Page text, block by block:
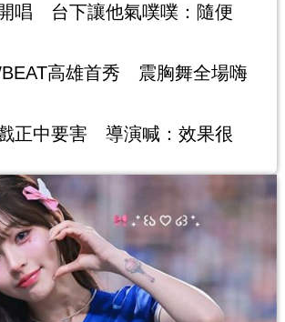
唱 台下讓他氣噗噗：隨便
高雄首秀 震胸舞全場嗨
正中要害 導演喊：效果很